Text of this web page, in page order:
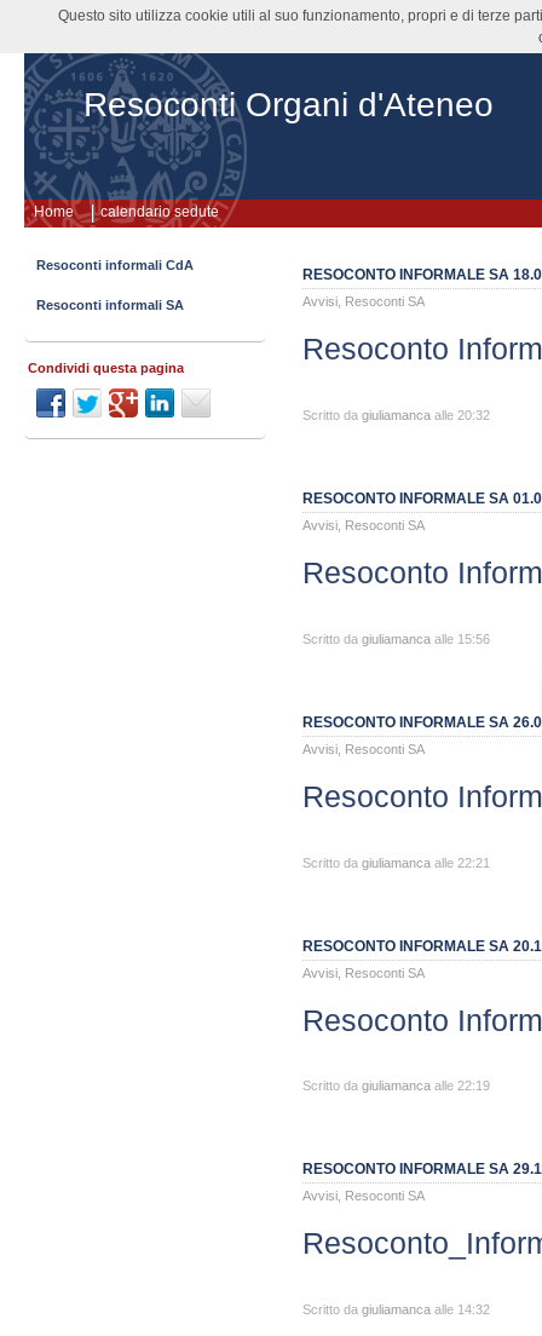
Resoconti Organi d'Ateneo
Home calendario sedute
RESOCONTO INFORMALE SA
Avvisi Resoconti SA
Resoconto
Scritto da giuliamanca alle 20:32
RESOCONTO INFORMALE SA
Avvisi Resoconti SA
Resoconto
Scritto da giuliamanca alle 15:56
RESOCONTO INFORMALE SA
Avvisi Resoconti SA
Resoconto
Scritto da giuliamanca alle 22:21
RESOCONTO INFORMALE SA
Avvisi Resoconti SA
Resoconto
Scritto da giuliamanca alle 22:19
RESOCONTO INFORMALE SA
Avvisi, Resoconti SA
Scritto da giuliamanca alle 14:32
Resoconti informali CdA
Resoconti informali SA
Condividi questa pagina
Questo sito utilizza cookie utili al suo funzionamento, propri e di terze